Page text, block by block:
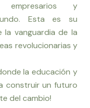
empresarios y
Esta es su
vanguardia de la
revolucionarias y
la educación y
construir un futuro
del cambio!